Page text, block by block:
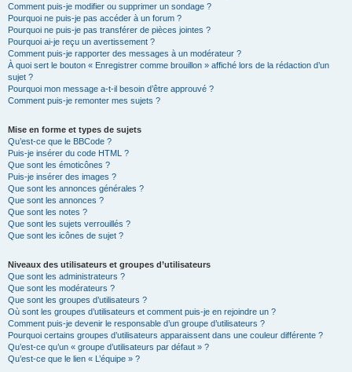
Comment puis-je modifier ou supprimer un sondage ?
Pourquoi ne puis-je pas accéder à un forum ?
Pourquoi ne puis-je pas transférer de pièces jointes ?
Pourquoi ai-je reçu un avertissement ?
Comment puis-je rapporter des messages à un modérateur ?
À quoi sert le bouton « Enregistrer comme brouillon » affiché lors de la rédaction d’un
sujet ?
Pourquoi mon message a-t-il besoin d’être approuvé ?
Comment puis-je remonter mes sujets ?
Mise en forme et types de sujets
Qu’est-ce que le BBCode ?
Puis-je insérer du code HTML ?
Que sont les émoticônes ?
Puis-je insérer des images ?
Que sont les annonces générales ?
Que sont les annonces ?
Que sont les notes ?
Que sont les sujets verrouillés ?
Que sont les icônes de sujet ?
Niveaux des utilisateurs et groupes d’utilisateurs
Que sont les administrateurs ?
Que sont les modérateurs ?
Que sont les groupes d’utilisateurs ?
Où sont les groupes d’utilisateurs et comment puis-je en rejoindre un ?
Comment puis-je devenir le responsable d’un groupe d’utilisateurs ?
Pourquoi certains groupes d’utilisateurs apparaissent dans une couleur différente ?
Qu’est-ce qu’un « groupe d’utilisateurs par défaut » ?
Qu’est-ce que le lien « L’équipe » ?